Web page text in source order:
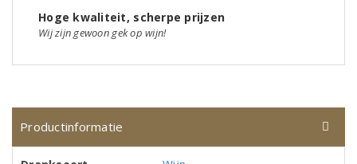
Hoge kwaliteit, scherpe prijzen
Wij zijn gewoon gek op wijn!
Productinformatie